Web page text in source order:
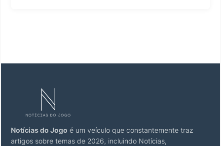
Notícias do Jogo é um veículo que constantemente traz
artigos sobre temas de 2026, incluindo Notícias,